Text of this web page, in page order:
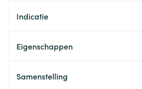
Indicatie
Eigenschappen
Samenstelling